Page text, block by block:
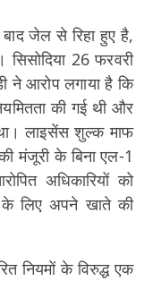
जेल से रिहा हुए है,
सिसोदिया 26 फरवरी
ने आरोप लगाया है कि
की गई थी और
लाइसेंस शुल्क माफ
मंजूरी के बिना एल-1
अधिकारियों को
लिए अपने खाते की
नियमों के विरुद्ध एक